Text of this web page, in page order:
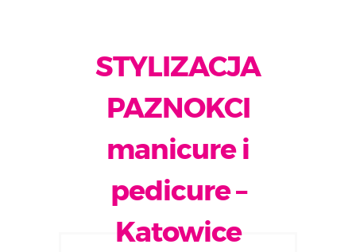
STYLIZACJA
PAZNOKCI
manicure i
pedicure –
Katowice